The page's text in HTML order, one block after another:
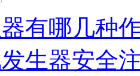
有哪几种
生器安全